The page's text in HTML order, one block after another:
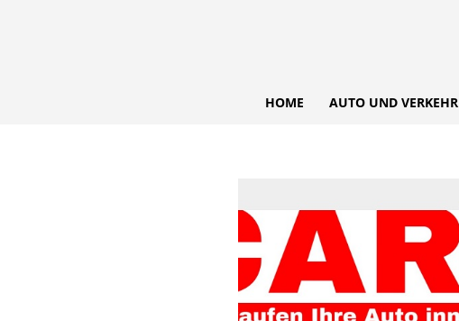
HOME AUTO UND VERKEHR